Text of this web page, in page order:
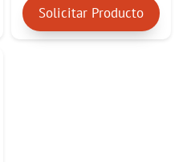
e
Solicitar Producto